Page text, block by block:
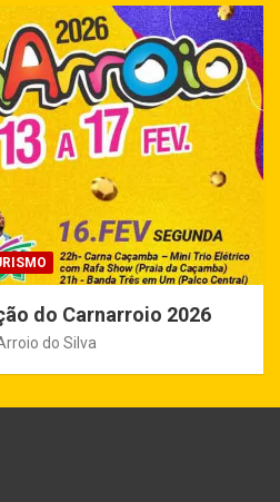
do Carnarroio 2026
do Silva